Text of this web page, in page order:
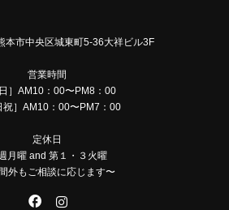
本市中央区城東町5-36大祥ビル3F
営業時間
日］AM10：00〜PM8：00
祝］AM10：00〜PM7：00
定休日
月曜 and 第１・３火曜
外もご相談に応じます〜